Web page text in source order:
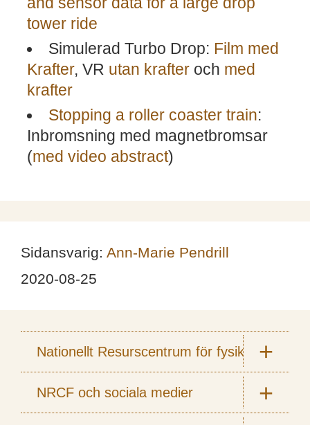
tower ride
Simulerad Turbo Drop: Film med
Krafter, VR utan krafter och med
krafter
Stopping a roller coaster train:
Inbromsning med magnetbromsar
(med video abstract)
Sidansvarig: Ann-Marie Pendrill
2020-08-25
Nationellt Resurscentrum för fysik
NRCF och sociala medier